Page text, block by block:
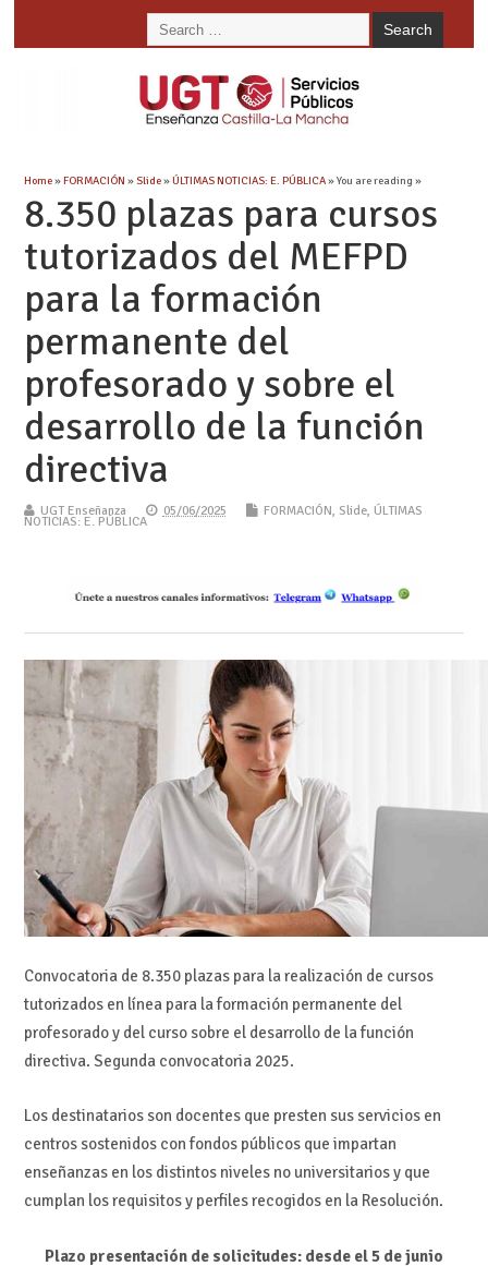
Home»FORMACIÓN »Slide»ÚLTIMAS NOTICIAS: E. PÚBLICA» You are reading »
8.350 plazas para cursos
tutorizados del MEFPD
para la formación
permanente del
profesorado y sobre el
desarrollo de la función
directiva
UGT Enseñanza 05/06/2025 FORMACIÓN, Slide, ÚLTIMAS
NOTICIAS: E. PÚBLICA
Convocatoria de 8.350 plazas para la realización de cursos
tutorizados en línea para la formación permanente del
profesorado y del curso sobre el desarrollo de la función
directiva. Segunda convocatoria 2025.
Los destinatarios son docentes que presten sus servicios en
centros sostenidos con fondos públicos que impartan
enseñanzas en los distintos niveles no universitarios y que
cumplan los requisitos y perfiles recogidos en la Resolución.
Plazo presentación de solicitudes: desde el 5 de junio